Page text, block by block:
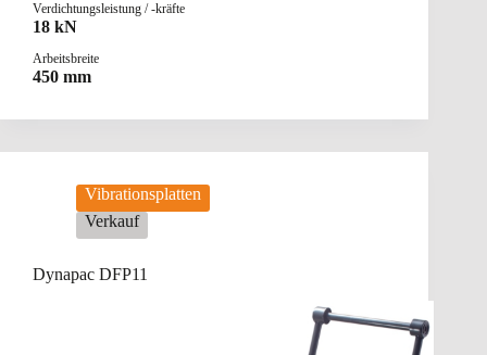
Verdichtungsleistung / -kräfte
18 kN
Arbeitsbreite
450 mm
Vibrationsplatten
Verkauf
Dynapac DFP11